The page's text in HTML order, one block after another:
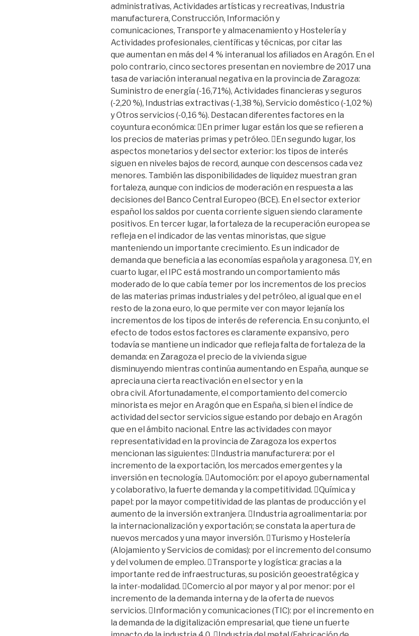
administrativas, Actividades artísticas y recreativas, Industria
manufacturera, Construcción, Información y
comunicaciones, Transporte y almacenamiento y Hostelería y
Actividades profesionales, científicas y técnicas, por citar las
que aumentan en más del 4 % interanual los afiliados en Aragón. En el
polo contrario, cinco sectores presentan en noviembre de 2017 una
tasa de variación interanual negativa en la provincia de Zaragoza:
Suministro de energía (-16,71%), Actividades financieras y seguros
(-2,20 %), Industrias extractivas (-1,38 %), Servicio doméstico (-1,02 %)
y Otros servicios (-0,16 %). Destacan diferentes factores en la
coyuntura económica: En primer lugar están los que se refieren a
los precios de materias primas y petróleo. En segundo lugar, los
aspectos monetarios y del sector exterior: los tipos de interés
siguen en niveles bajos de record, aunque con descensos cada vez
menores. También las disponibilidades de liquidez muestran gran
fortaleza, aunque con indicios de moderación en respuesta a las
decisiones del Banco Central Europeo (BCE). En el sector exterior
español los saldos por cuenta corriente siguen siendo claramente
positivos. En tercer lugar, la fortaleza de la recuperación europea se
refleja en el indicador de las ventas minoristas, que sigue
manteniendo un importante crecimiento. Es un indicador de
demanda que beneficia a las economías española y aragonesa. Y, en
cuarto lugar, el IPC está mostrando un comportamiento más
moderado de lo que cabía temer por los incrementos de los precios
de las materias primas industriales y del petróleo, al igual que en el
resto de la zona euro, lo que permite ver con mayor lejanía los
incrementos de los tipos de interés de referencia. En su conjunto, el
efecto de todos estos factores es claramente expansivo, pero
todavía se mantiene un indicador que refleja falta de fortaleza de la
demanda: en Zaragoza el precio de la vivienda sigue
disminuyendo mientras continúa aumentando en España, aunque se
aprecia una cierta reactivación en el sector y en la
obra civil. Afortunadamente, el comportamiento del comercio
minorista es mejor en Aragón que en España, si bien el índice de
actividad del sector servicios sigue estando por debajo en Aragón
que en el ámbito nacional. Entre las actividades con mayor
representatividad en la provincia de Zaragoza los expertos
mencionan las siguientes: Industria manufacturera: por el
incremento de la exportación, los mercados emergentes y la
inversión en tecnología. Automoción: por el apoyo gubernamental
y colaborativo, la fuerte demanda y la competitividad. Química y
papel: por la mayor competitividad de las plantas de producción y el
aumento de la inversión extranjera. Industria agroalimentaria: por
la internacionalización y exportación; se constata la apertura de
nuevos mercados y una mayor inversión. Turismo y Hostelería
(Alojamiento y Servicios de comidas): por el incremento del consumo
y del volumen de empleo. Transporte y logística: gracias a la
importante red de infraestructuras, su posición geoestratégica y
la inter-modalidad. Comercio al por mayor y al por menor: por el
incremento de la demanda interna y de la oferta de nuevos
servicios. Información y comunicaciones (TIC): por el incremento en
la demanda de la digitalización empresarial, que tiene un fuerte